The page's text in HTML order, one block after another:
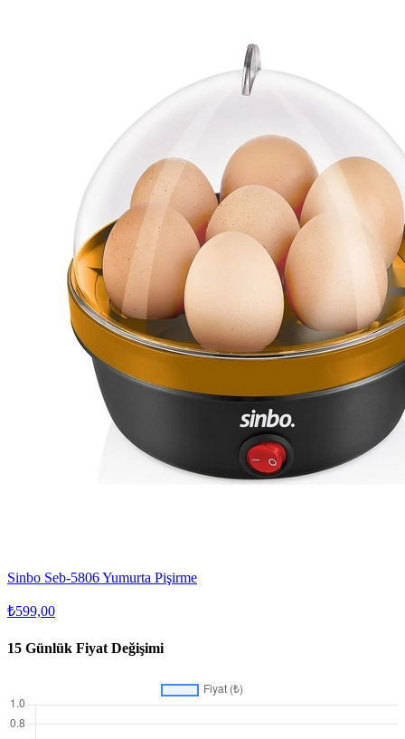
Sinbo Seb-5806 Yumurta Pişirme
₺599,00
15 Günlük Fiyat Değişimi